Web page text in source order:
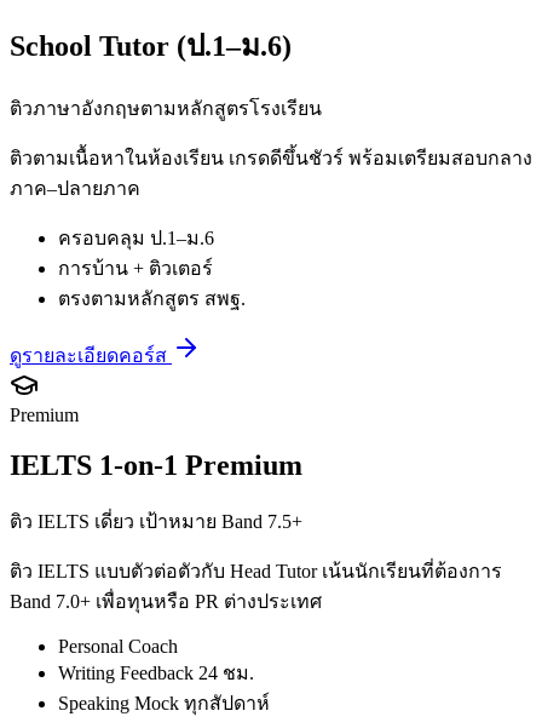
School Tutor (ป.1–ม.6)
ติวภาษาอังกฤษตามหลักสูตรโรงเรียน
ติวตามเนื้อหาในห้องเรียน เกรดดีขึ้นชัวร์ พร้อมเตรียมสอบกลาง
ภาค–ปลายภาค
ครอบคลุม ป.1–ม.6
การบ้าน + ติวเตอร์
ตรงตามหลักสูตร สพฐ.
ดูรายละเอียดคอร์ส
Premium
IELTS 1-on-1 Premium
ติว IELTS เดี่ยว เป้าหมาย Band 7.5+
ติว IELTS แบบตัวต่อตัวกับ Head Tutor เน้นนักเรียนที่ต้องการ
Band 7.0+ เพื่อทุนหรือ PR ต่างประเทศ
Personal Coach
Writing Feedback 24 ชม.
Speaking Mock ทุกสัปดาห์